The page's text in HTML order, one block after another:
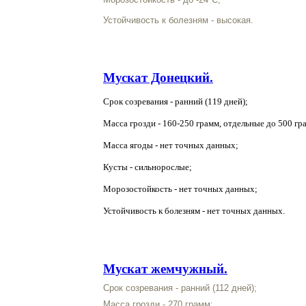
Устойчивость к болезням - высокая.
Мускат Донецкий.
Срок созревания - ранний (119 дней);
Масса грозди - 160-250 грамм, отдельные до 500
Масса ягоды - нет точных данных;
Кусты - сильнорослые;
Морозостойкость - нет точных данных;
Устойчивость к болезням - нет точных данных.
Мускат жемчужный.
Срок созревания - ранний (112 дней);